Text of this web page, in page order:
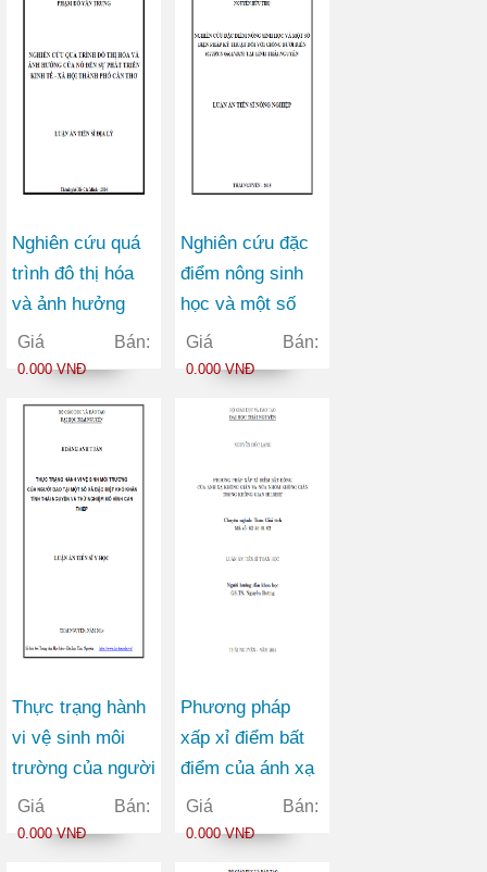
Nghiên cứu quá
trình đô thị hóa
và ảnh hưởng
của nó đến sự
phát triển kinh tế
phố Cần Thơ
Giá Bán:
0.000 VNĐ
Nghiên cứu đặc
điểm nông sinh
học và một số
biện pháp kỹ
thuật đối với
(Citrus Grandis)
Nguyên
Giá Bán:
0.000 VNĐ
Thực trạng hành
vi vệ sinh môi
trường của người
dao tại một số xã
đặc biệt khó khăn
Giá Bán:
0.000 VNĐ
Phương pháp
xấp xỉ điểm bất
điểm của ánh xạ
không giãn và
nửa nhóm không
Giá Bán:
0.000 VNĐ